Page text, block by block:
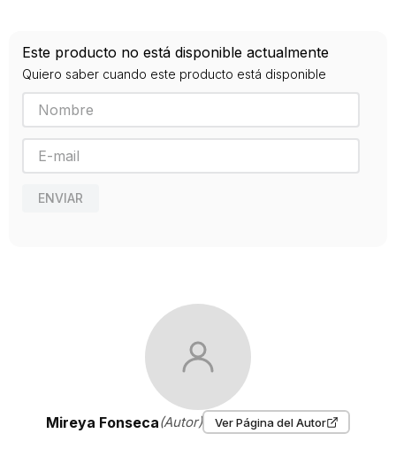
0
Este producto no está disponible actualmente
Quiero saber cuando este producto está disponible
ENVIAR
Mireya Fonseca(Autor) Ver Página del Autor